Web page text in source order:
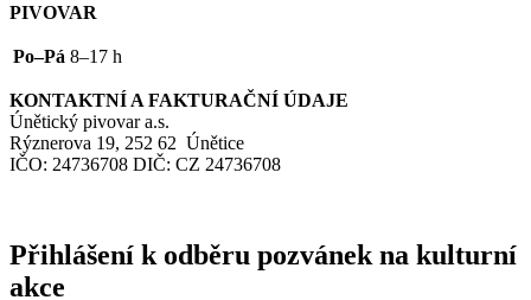
PIVOVAR
Po–Pá 8–17 h
KONTAKTNÍ A FAKTURAČNÍ ÚDAJE
Únětický pivovar a.s.
Rýznerova 19, 252 62 Únětice
IČO: 24736708 DIČ: CZ 24736708
Přihlášení k odběru pozvánek na kulturní
akce